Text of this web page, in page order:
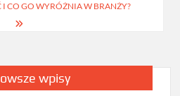
CO GO WYRÓŻNIA W BRANŻY?
wpisy